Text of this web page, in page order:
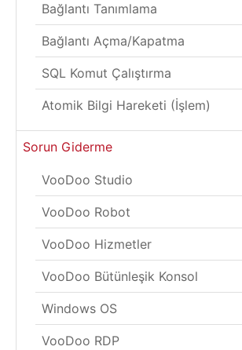
Bağlantı Tanımlama
Bağlantı Açma/Kapatma
SQL Komut Çalıştırma
Atomik Bilgi Hareketi (İşlem)
Sorun Giderme
VooDoo Studio
VooDoo Robot
VooDoo Hizmetler
VooDoo Bütünleşik Konsol
Windows OS
VooDoo RDP